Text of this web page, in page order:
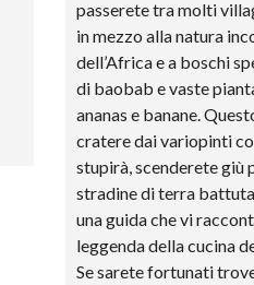
passerete tra molti
in mezzo alla natura
dell’Africa e a boschi
di baobab e vaste
ananas e banane.
cratere dai variopinti
stupirà, scenderete giù
stradine di terra
una guida che vi
leggenda della cucina
Se sarete fortunati